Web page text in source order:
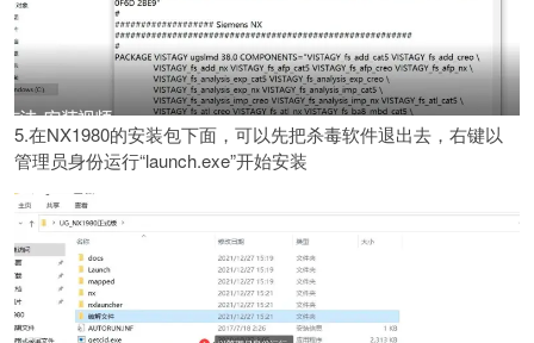
5.在NX1980的安装包下面，可以先把杀毒软件退出去，右键以
管理员身份运行“launch.exe”开始安装